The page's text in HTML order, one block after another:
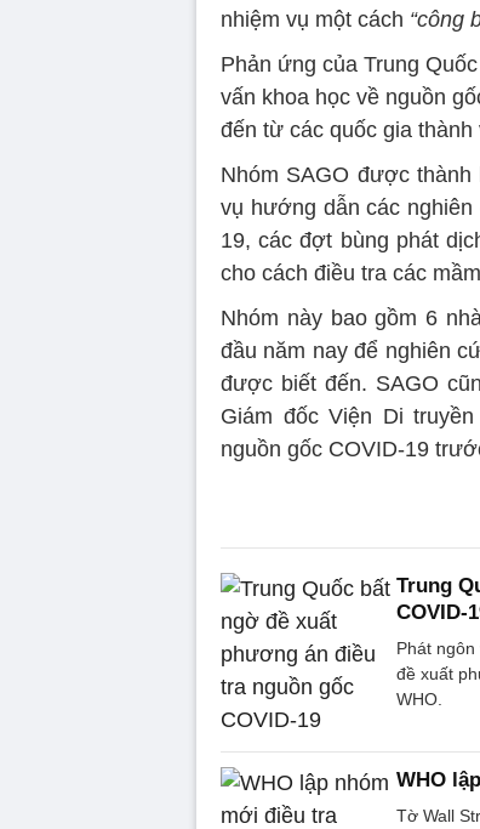
nhiệm vụ một cách “công
Phản ứng của Trung
vấn khoa học về nguồn
đến từ các quốc gia thành
Nhóm SAGO được
vụ hướng dẫn các
19, các đợt bùng phát
cho cách điều tra các
Nhóm này bao gồm 6
đầu năm nay để nghiên
được biết đến. SAGO
Giám đốc Viện Di
nguồn gốc COVID-19
Trung
COVID-
Phát
đề xuất
WHO.
WHO
Tờ Wall